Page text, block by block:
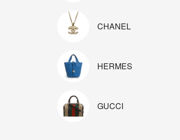
CHANEL
HERMES
GUCCI